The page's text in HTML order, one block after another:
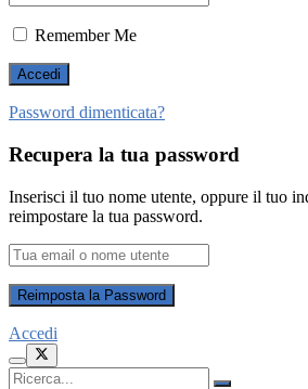
Remember Me
Password dimenticata?
Recupera la tua password
Inserisci il tuo nome utente, oppure il tuo
reimpostare la tua password.
Accedi